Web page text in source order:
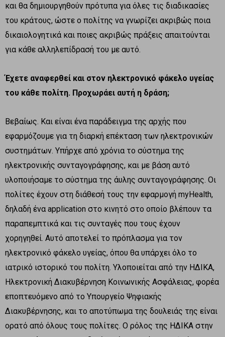
και θα δημιουργηθούν πρότυπα για όλες τις διαδικασίες
του κράτους, ώστε ο πολίτης να γνωρίζει ακριβώς ποια
δικαιολογητικά και ποιες ακριβώς πράξεις απαιτούνται
για κάθε αλληλεπίδρασή του με αυτό.
Έχετε αναφερθεί και στον ηλεκτρονικό φάκελο υγείας
του κάθε πολίτη. Προχωράει αυτή η δράση;
Βεβαίως. Και είναι ένα παράδειγμα της αρχής που
εφαρμόζουμε για τη διαρκή επέκταση των ηλεκτρονικών
συστημάτων. Υπήρχε από χρόνια το σύστημα της
ηλεκτρονικής συνταγογράφησης, και με βάση αυτό
υλοποιήσαμε το σύστημα της άυλης συνταγογράφησης. Οι
πολίτες έχουν στη διάθεσή τους την εφαρμογή myHealth,
δηλαδή ένα application στο κινητό στο οποίο βλέπουν τα
παραπεμπτικά και τις συνταγές που τους έχουν
χορηγηθεί. Αυτό αποτελεί το πρόπλασμα για τον
ηλεκτρονικό φάκελο υγείας, όπου θα υπάρχει όλο το
ιατρικό ιστορικό του πολίτη. Υλοποιείται από την ΗΔΙΚΑ,
Ηλεκτρονική Διακυβέρνηση Κοινωνικής Ασφάλειας, φορέα
εποπτευόμενο από το Υπουργείο Ψηφιακής
Διακυβέρνησης, και το αποτύπωμα της δουλειάς της είναι
ορατό από όλους τους πολίτες. Ο ρόλος της ΗΔΙΚΑ στην